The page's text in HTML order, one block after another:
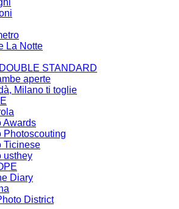
La Notte
STANDARD
aperte
Milano ti toglie
Awards
Photoscouting
Ticinese
usthey
Diary
District